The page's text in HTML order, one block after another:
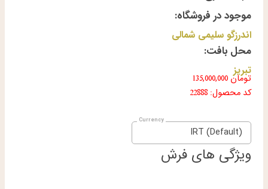
موجود در فروشگاه:
اندرزگو سلیمی شمالی
محل بافت:
تبریز
تومان
کد محصول: 22888
IRT (Default)
ویژگی های فرش